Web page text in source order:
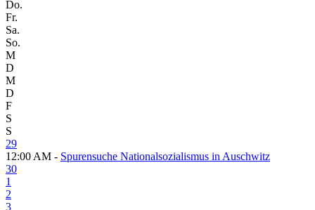
Do.
Fr.
Sa.
So.
M
D
M
D
F
S
S
29
12:00 AM - Spurensuche Nationalsozialismus in Auschwitz
30
1
2
3